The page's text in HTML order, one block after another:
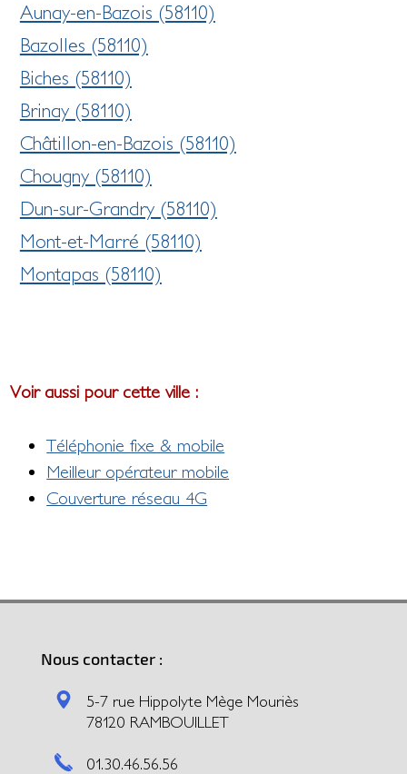
Aunay-en-Bazois (58110)
Bazolles (58110)
Biches (58110)
Brinay (58110)
Châtillon-en-Bazois (58110)
Chougny (58110)
Dun-sur-Grandry (58110)
Mont-et-Marré (58110)
Montapas (58110)
Voir aussi pour cette ville :
Téléphonie fixe & mobile
Meilleur opérateur mobile
Couverture réseau 4G
Nous contacter :
5-7 rue Hippolyte Mège Mouriès
78120 RAMBOUILLET
01.30.46.56.56